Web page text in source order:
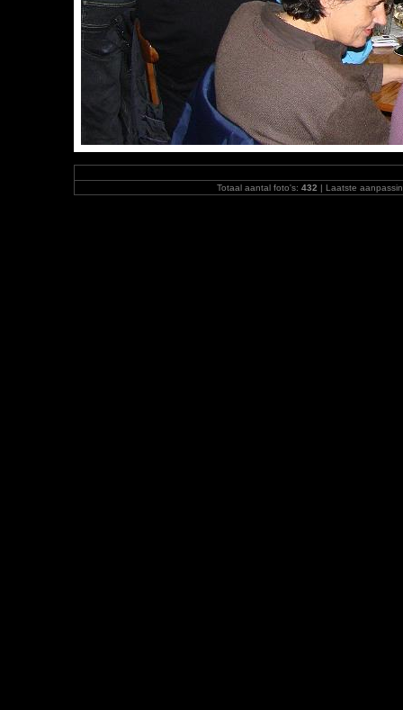
Totaal aantal foto's: 432 | Laatste